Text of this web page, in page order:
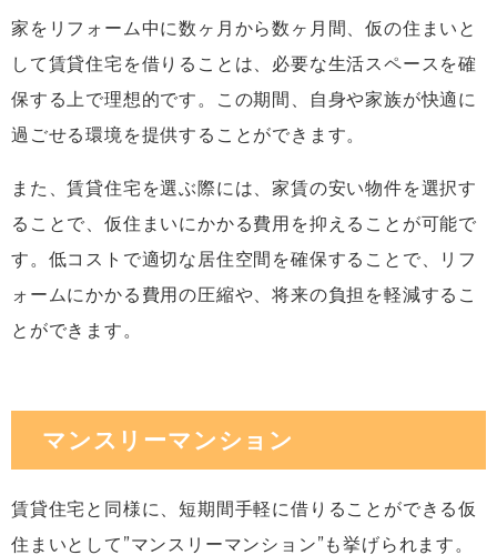
家をリフォーム中に数ヶ月から数ヶ月間、仮の住まいと
して賃貸住宅を借りることは、必要な生活スペースを確
保する上で理想的です。この期間、自身や家族が快適に
過ごせる環境を提供することができます。
また、賃貸住宅を選ぶ際には、家賃の安い物件を選択す
ることで、仮住まいにかかる費用を抑えることが可能で
す。低コストで適切な居住空間を確保することで、リフ
ォームにかかる費用の圧縮や、将来の負担を軽減するこ
とができます。
マンスリーマンション
賃貸住宅と同様に、短期間手軽に借りることができる仮
住まいとして”マンスリーマンション”も挙げられます。